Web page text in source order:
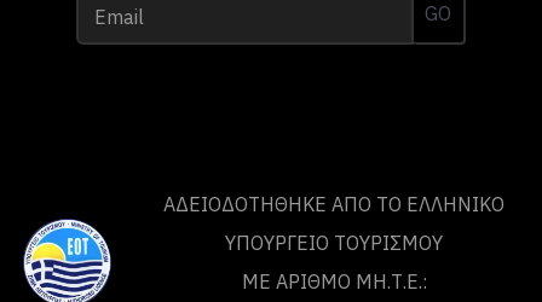
Email GO
ΑΔΕΙΟΔΟΤΗΘΗΚΕ ΑΠΟ ΤO ΕΛΛΗΝΙΚΟ
ΥΠΟΥΡΓΕΙΟ ΤΟΥΡΙΣΜΟΥ
ΜΕ ΑΡΙΘΜΟ ΜΗ.Τ.Ε.: